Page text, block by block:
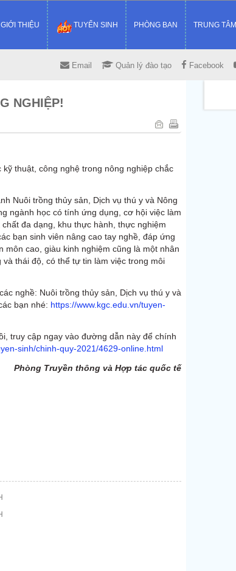
GIỚI THIỆU TUYỂN SINH PHÒNG BAN TRUNG TÂM
Email Quản lý đào tạo Facebook
NGHIỆP!
thuật, công nghệ trong nông nghiệp chắc
Nuôi trồng thủy sản, Dịch vụ thú y và Nông
ngành học có tính ứng dụng, cơ hội việc làm
đa dạng, khu thực hành, thực nghiệm
bạn sinh viên nâng cao tay nghề, đáp ứng
môn cao, giàu kinh nghiệm cũng là một nhân
thái độ, có thể tự tin làm việc trong môi
nghề: Nuôi trồng thủy sản, Dịch vụ thú y và
bạn nhé: https://www.kgc.edu.vn/tuyen-
truy cập ngay vào đường dẫn này để chính
sinh/chinh-quy-2021/4629-online.html
Phòng Truyền thông và Hợp tác quốc tế